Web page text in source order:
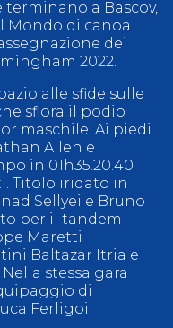
a Bascov,
Mondo di canoa
dei
2022.
alle sfide sulle
sfiora il podio
maschile. Ai piedi
Allen e
in 01h35.20.40
Titolo iridato in
Sellyei e Bruno
per il tandem
Maretti
Baltazar Itria e
Nella stessa gara
di
Ferligoi